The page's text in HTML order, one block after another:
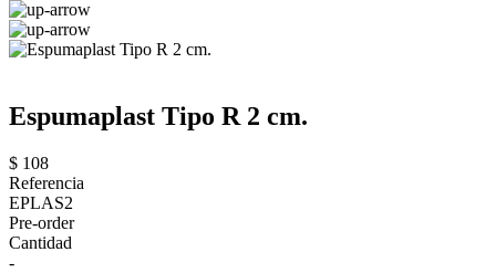
Espumaplast Tipo R 2 cm.
$ 108
Referencia
EPLAS2
Pre-order
Cantidad
-